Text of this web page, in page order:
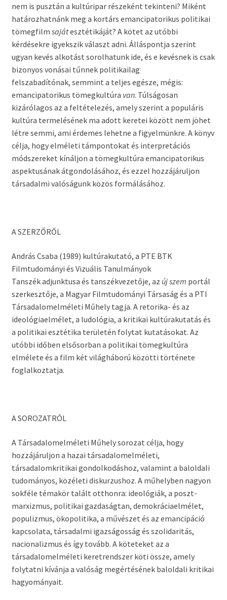
nem is pusztán a kultúripar részeként tekinteni? Miként
határozhatnánk meg a kortárs emancipatorikus politikai
tömegfilm sajátesztétikáját? A kötet az utóbbi
kérdésekre igyekszik választ adni. Álláspontja szerint
ugyan kevés alkotást sorolhatunk ide, és e kevésnek is csak
bizonyos vonásai tűnnek politikailag
felszabadítónak, semmint a teljes egésze, mégis:
emancipatorikus tömegkultúra van. Túlságosan
kizárólagos az a feltételezés, amely szerint a populáris
kultúra termelésének ma adott keretei között nem jöhet
létre semmi, ami érdemes lehetne a figyelmünkre. A könyv
célja, hogy elméleti támpontokat és interpretációs
módszereket kínáljon a tömegkultúra emancipatorikus
aspektusának átgondolásához, és ezzel hozzájáruljon
társadalmi valóságunk közös formálásához.
A SZERZŐRŐL
András Csaba (1989) kultúrakutató, a PTE BTK
Filmtudományi és Vizuális Tanulmányok
Tanszék adjunktusa és tanszékvezetője, az új szem portál
szerkesztője, a Magyar Filmtudományi Társaság és a PTI
Társadalomelméleti Műhely tagja. A retorika- és az
ideológiaelmélet, a ludológia, a kritikai kultúrakutatás és
a politikai esztétika területén folytat kutatásokat. Az
utóbbi időben elsősorban a politikai tömegkultúra
elmélete és a film két világháború közötti története
foglalkoztatja.
A SOROZATRÓL
A Társadalomelméleti Műhely sorozat célja, hogy
hozzájáruljon a hazai társadalomelméleti,
társadalomkritikai gondolkodáshoz, valamint a baloldali
tudományos, közéleti diskurzushoz. A műhelyben nagyon
sokféle témakör talált otthonra: ideológiák, a poszt-
marxizmus, politikai gazdaságtan, demokráciaelmélet,
populizmus, ökopolitika, a művészet és az emancipáció
kapcsolata, társadalmi igazságosság és szolidaritás,
nacionalizmus és így tovább. A köteteket az a
társadalomelméleti keretrendszer köti össze, amely
folytatni kívánja a valóság megértésének baloldali kritikai
hagyományait.